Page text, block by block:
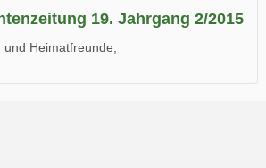
19. Jahrgang 2/2015
und Heimatfreunde,